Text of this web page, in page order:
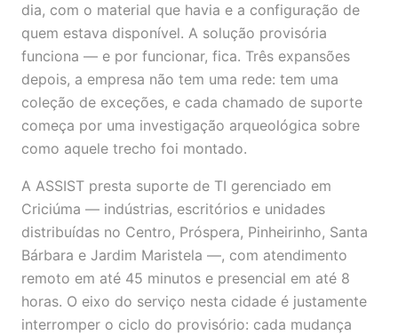
dia, com o material que havia e a configuração de
quem estava disponível. A solução provisória
funciona — e por funcionar, fica. Três expansões
depois, a empresa não tem uma rede: tem uma
coleção de exceções, e cada chamado de suporte
começa por uma investigação arqueológica sobre
como aquele trecho foi montado.
A ASSIST presta suporte de TI gerenciado em
Criciúma — indústrias, escritórios e unidades
distribuídas no Centro, Próspera, Pinheirinho, Santa
Bárbara e Jardim Maristela —, com atendimento
remoto em até 45 minutos e presencial em até 8
horas. O eixo do serviço nesta cidade é justamente
interromper o ciclo do provisório: cada mudança